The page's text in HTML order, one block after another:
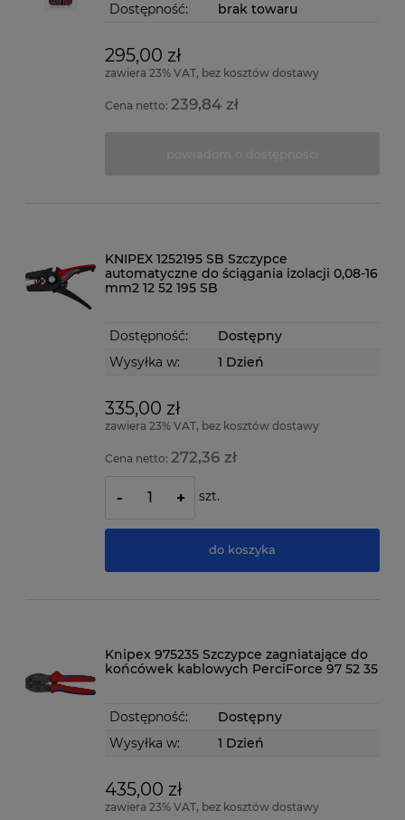
Dostępność: brak towaru
295,00 zł
zawiera 23% VAT, bez kosztów dostawy
Cena netto:239,84 zł
KNIPEX 1252195 SB Szczypce
automatyczne do ściągania izolacji 0,08-16
mm2 12 52 195 SB
Dostępność:
Dostępny
Wysyłka w:
1 Dzień
335,00 zł
zawiera 23% VAT, bez kosztów dostawy
Cena netto:272,36 zł
- + szt.
do koszyka
Knipex 975235 Szczypce zagniatające do
końcówek kablowych PerciForce 97 52 35
Dostępność:
Dostępny
Wysyłka w:
1 Dzień
435,00 zł
zawiera 23% VAT, bez kosztów dostawy